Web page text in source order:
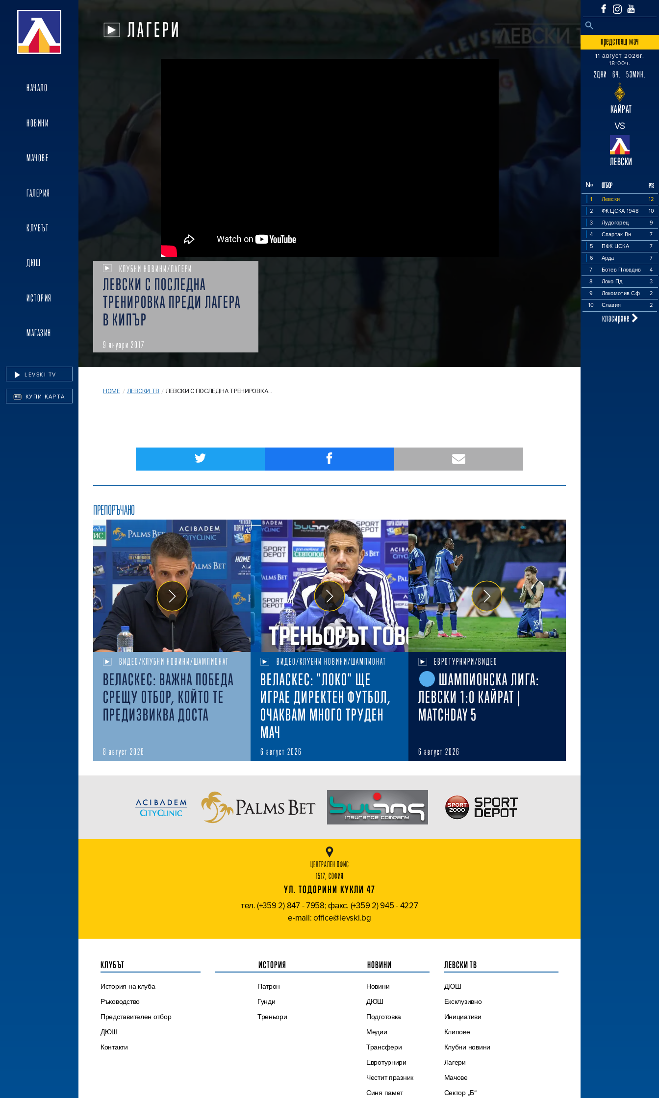
НАЧАЛО
НОВИНИ
МАЧОВЕ
ГАЛЕРИЯ
КЛУБЪТ
ДЮШ
ИСТОРИЯ
МАГАЗИН
LEVSKI TV
КУПИ КАРТА
Search
SEARCH BUTTON
предстоящ мач
11 август 2026г.
18:00ч.
2ДНИ 6Ч. 53МИН.
КАЙРАТ
VS
ЛЕВСКИ
№ ОТБОР PTS
1 Левски
12
2
ФК ЦСКА 1948
10
3
Лудогорец
9
4
Спартак Вн
7
5
ПФК ЦСКА
7
6
Арда
7
7
Ботев Пловдив
4
8
Локо Пд
3
9
Локомотив Сф
2
10
Славия 2
класиране
ЛАГЕРИ
КЛУБНИ НОВИНИ/ЛАГЕРИ
ЛЕВСКИ С ПОСЛЕДНА
ТРЕНИРОВКА ПРЕДИ ЛАГЕРА
В КИПЪР
9 януари 2017
HOME / ЛЕВСКИ ТВ / ЛЕВСКИ С ПОСЛЕДНА ТРЕНИРОВКА...
ПРЕПОРЪЧАНО
ВИДЕО/КЛУБНИ НОВИНИ/ШАМПИОНАТ
ВЕЛАСКЕС: ВАЖНА ПОБЕДА
СРЕЩУ ОТБОР, КОЙТО ТЕ
ПРЕДИЗВИКВА ДОСТА
8 август 2026
ВИДЕО/КЛУБНИ НОВИНИ/ШАМПИОНАТ
ВЕЛАСКЕС: "ЛОКО" ЩЕ
ИГРАЕ ДИРЕКТЕН ФУТБОЛ,
ОЧАКВАМ МНОГО ТРУДЕН
МАЧ
6 август 2026
ЕВРОТУРНИРИ/ВИДЕО
ШАМПИОНСКА ЛИГА:
ЛЕВСКИ 1:0 КАЙРАТ |
MATCHDAY 5
6 август 2026
ЦЕНТРАЛЕН ОФИС
1517, СОФИЯ
УЛ. ТОДОРИНИ КУКЛИ 47
тел. (+359 2) 847 - 7958; факс. (+359 2) 945 - 4227
e-mail: office@levski.bg
КЛУБЪТ
История на клуба
Ръководство
Представителен отбор
ДЮШ
Контакти
ИСТОРИЯ
Патрон
Гунди
Треньори
НОВИНИ
Новини
ДЮШ
Подготовка
Медии
Трансфери
Евротурнири
Честит празник
Синя памет
ЛЕВСКИ ТВ
ДЮШ
Ексклузивно
Инициативи
Клипове
Клубни новини
Лагери
Мачове
Сектор „Б“